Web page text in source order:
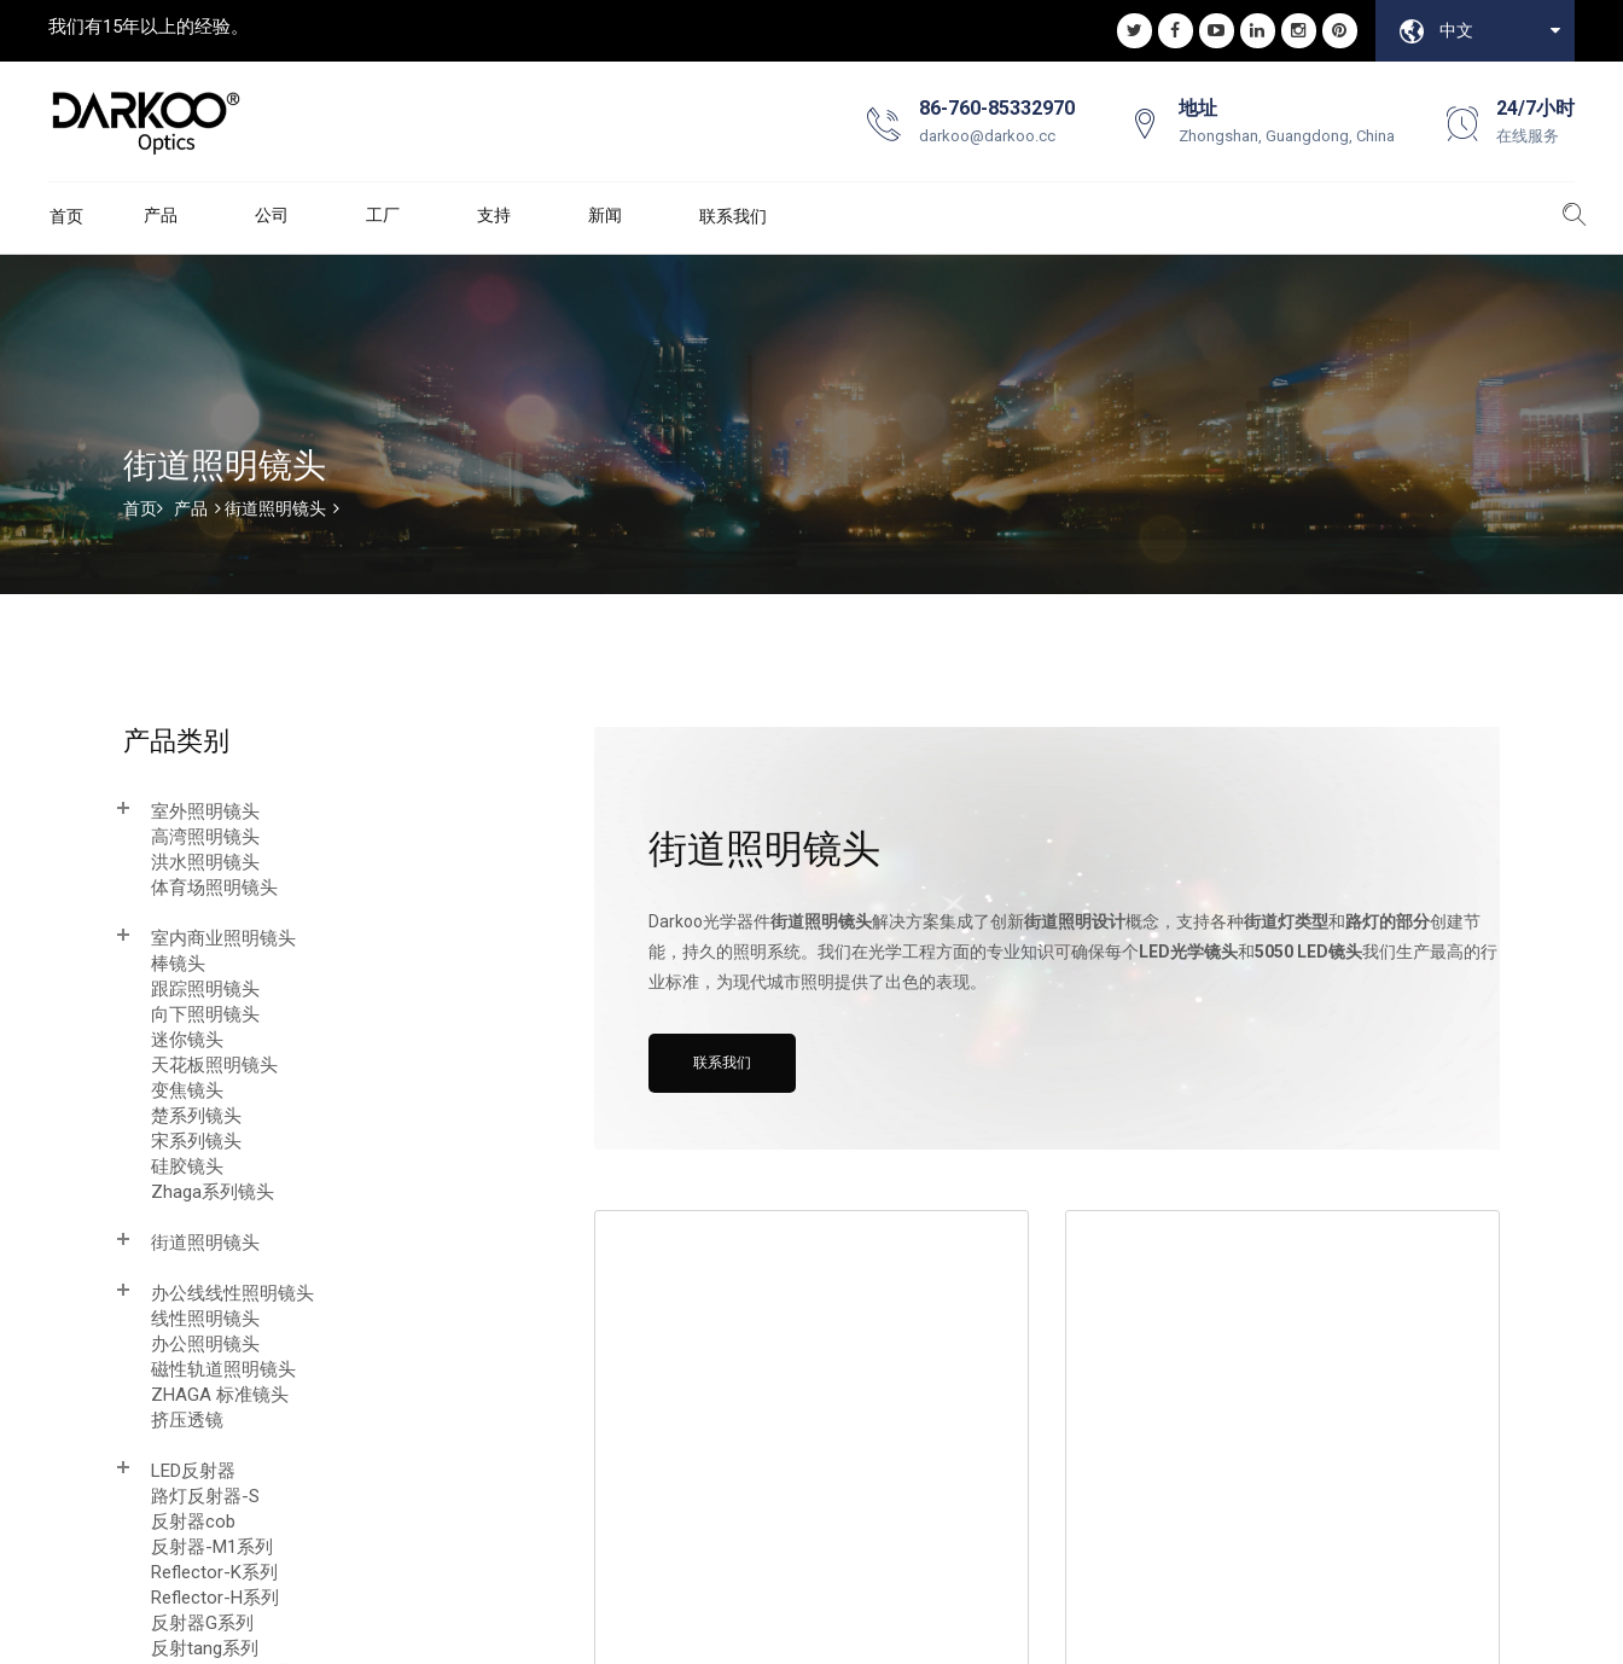
我们有15年以上的经验。 中文
86-760-85332970
darkoo@darkoo.cc
地址
Zhongshan, Guangdong, China
24/7小时
在线服务
首页 产品 公司 工厂 支持 新闻 联系我们
街道照明镜头
首页 产品 街道照明镜头
产品类别
室外照明镜头
高湾照明镜头
洪水照明镜头
体育场照明镜头
室内商业照明镜头
棒镜头
跟踪照明镜头
向下照明镜头
迷你镜头
天花板照明镜头
变焦镜头
楚系列镜头
宋系列镜头
硅胶镜头
Zhaga系列镜头
街道照明镜头
办公线线性照明镜头
线性照明镜头
办公照明镜头
磁性轨道照明镜头
ZHAGA 标准镜头
挤压透镜
LED反射器
路灯反射器-S
反射器cob
反射器-M1系列
Reflector-K系列
Reflector-H系列
反射器G系列
反射tang系列
街道照明镜头
Darkoo光学器件街道照明镜头解决方案集成了创新街道照明设计概念，支持各种街道灯类型和路灯的部分创建节
能，持久的照明系统。我们在光学工程方面的专业知识可确保每个 LED光学镜头和5050 LED镜头我们生产最高的行
业标准，为现代城市照明提供了出色的表现。
联系我们